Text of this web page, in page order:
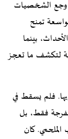
وجع الشخصيات
تمنح
بينما
لتكشف ما تعجز
فلم يسقط في
فقط، بل
كان